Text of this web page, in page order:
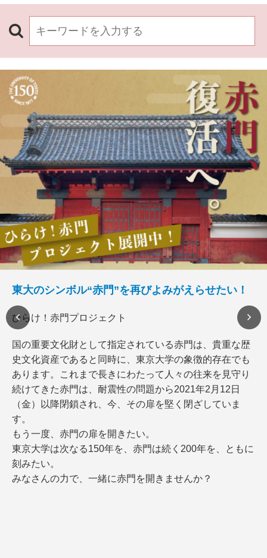
東大のシンボル“赤門”を再びよみがえらせたい！
ひらけ！赤門プロジェクト
国の重要文化財として指定されている赤門は、貴重な歴
史文化資産であると同時に、東京大学の象徴的存在でも
あります。これまで長きにわたって人々の往来を見守り
続けてきた赤門は、耐震性の問題から2021年2月12日
（金）以降閉鎖され、今、その扉を堅く閉ざしていま
す。
もう一度、赤門の扉を開きたい。
東京大学は次なる150年を、赤門は続く200年を、ともに
刻みたい。
みなさんの力で、一緒に赤門を開きませんか？